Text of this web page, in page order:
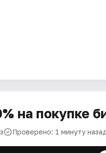
на покупке
Проверено: 1 минуту